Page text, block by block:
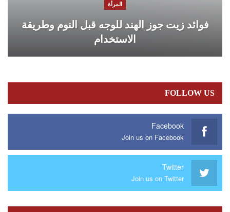
المرأة
فوائد زيت جوز الهند للوجه قبل النوم وطريقة
الاستخدام
FOLLOW US
Facebook
Join us on Facebook
Twitter
Join us on Twitter